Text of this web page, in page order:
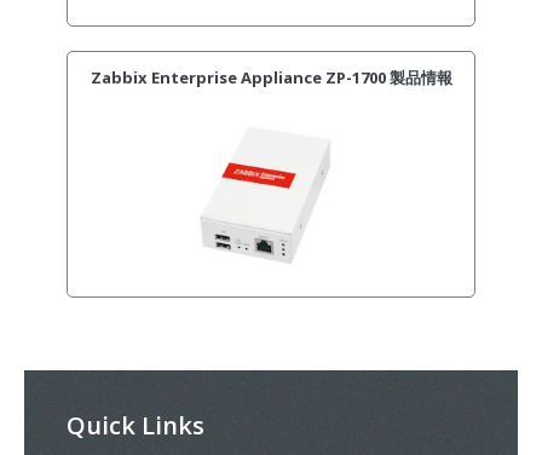
Zabbix Enterprise Appliance ZP-1700 製品情報
Quick Links